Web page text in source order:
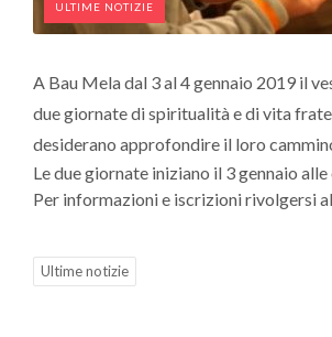
ULTIME NOTIZIE
A Bau Mela dal 3 al 4 gennaio 2019 il
due giornate di spiritualità e di vita
desiderano approfondire il loro
Le due giornate iniziano il 3 gennaio
Per informazioni e iscrizioni rivolgersi
Ultime notizie